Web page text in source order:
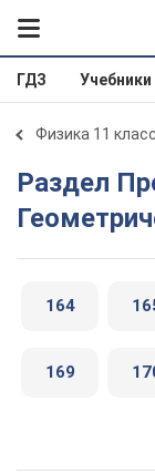
ГДЗ Учебники
Физика 11
Раздел Программа ЗНО.
164
169